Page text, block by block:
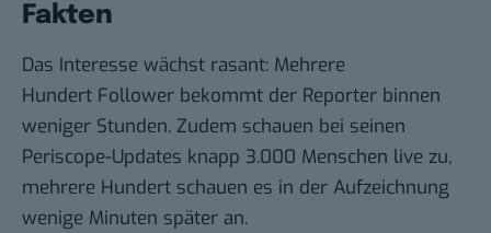
Fakten
Das Interesse wächst rasant: Mehrere
Hundert Follower bekommt der Reporter binnen
weniger Stunden. Zudem schauen bei seinen
Periscope-Updates knapp 3.000 Menschen live zu,
mehrere Hundert schauen es in der Aufzeichnung
wenige Minuten später an.